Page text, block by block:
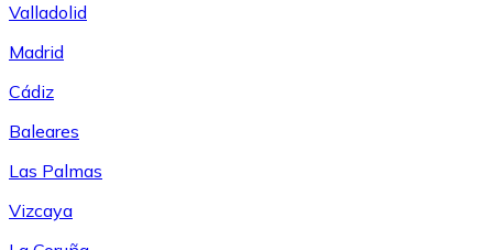
Valladolid
Madrid
Cádiz
Baleares
Las Palmas
Vizcaya